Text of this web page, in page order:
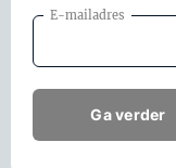
E-mailadres
Ga verder